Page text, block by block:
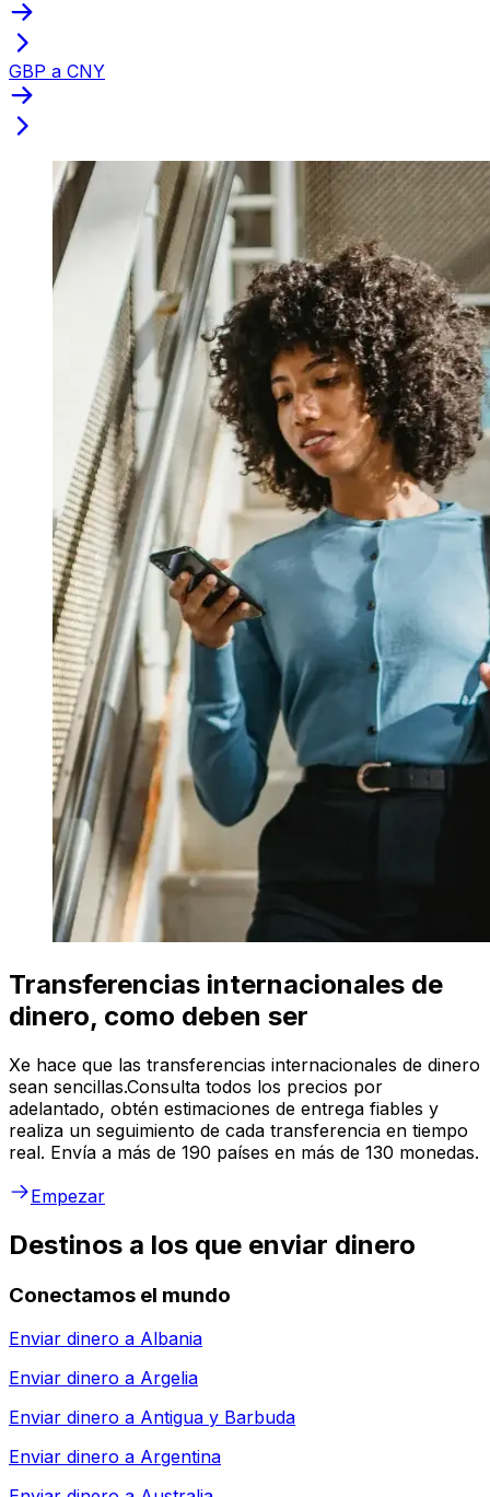
GBP a CNY
Transferencias internacionales de
dinero, como deben ser
Xe hace que las transferencias internacionales de dinero
sean sencillas.Consulta todos los precios por
adelantado, obtén estimaciones de entrega fiables y
realiza un seguimiento de cada transferencia en tiempo
real. Envía a más de 190 países en más de 130 monedas.
Empezar
Destinos a los que enviar dinero
Conectamos el mundo
Enviar dinero a Albania
Enviar dinero a Argelia
Enviar dinero a Antigua y Barbuda
Enviar dinero a Argentina